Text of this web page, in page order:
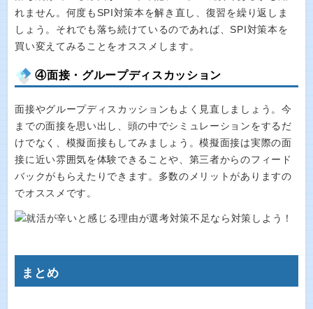
れません。何度もSPI対策本を解き直し、復習を繰り返しま
しょう。それでも落ち続けているのであれば、SPI対策本を
買い変えてみることをオススメします。
④面接・グループディスカッション
面接やグループディスカッションもよく見直しましょう。今
までの面接を思い出し、頭の中でシミュレーションをするだ
けでなく、模擬面接もしてみましょう。模擬面接は実際の面
接に近い雰囲気を体験できることや、第三者からのフィード
バックがもらえたりできます。多数のメリットがありますの
でオススメです。
まとめ